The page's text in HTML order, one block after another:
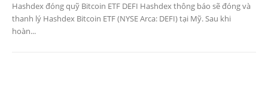
Hashdex đóng quỹ Bitcoin ETF DEFI Hashdex thông báo sẽ đóng và
thanh lý Hashdex Bitcoin ETF (NYSE Arca: DEFI) tại Mỹ. Sau khi
hoàn...